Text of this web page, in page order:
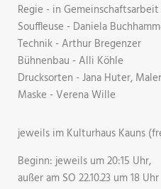
Regie - in
Souffleuse - Daniela
Technik - Arthur Bregenzer
Bühnenbau - Alli Köhle
Drucksorten - Jana Huter,
Maske - Verena Wille
jeweils im Kulturhaus Kauns​
Beginn: jeweils um 20:15 Uhr,
​außer am SO 22.10.23 um 18 Uhr